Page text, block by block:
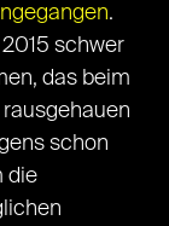
.
schwer
das beim
schon
die